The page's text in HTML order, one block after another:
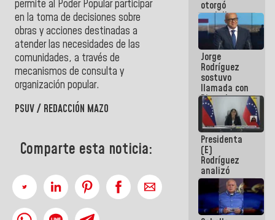
permite al Poder Popular participar
en la toma de decisiones sobre
obras y acciones destinadas a
atender las necesidades de las
comunidades, a través de
mecanismos de consulta y
organización popular.
PSUV / REDACCIÓN MAZO
Comparte esta noticia:
otorgó
medalla
"Héroe de
Venezuela"
a servidores
públicos
Jorge
Rodríguez
sostuvo
llamada con
Dinorah
Figuera y
acuerdan
primer
encuentro
presencial
para el
diálogo
Presidenta
(E)
Rodríguez
analizó
junto a
gobernadores
planes de
recuperación